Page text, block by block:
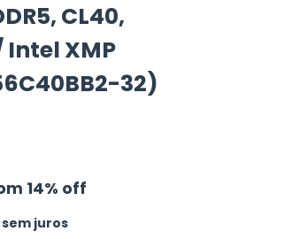
CL40,
Intel XMP
32)
14% off
juros